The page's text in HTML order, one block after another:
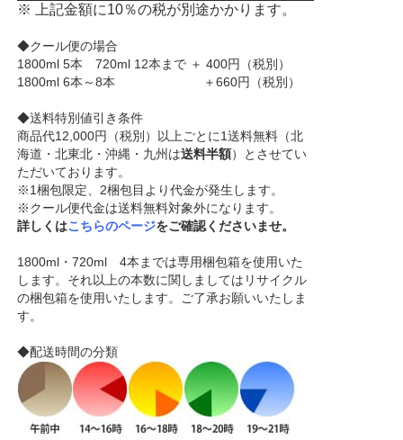
※ 上記金額に10％の税が別途かかります。
◆クール便の場合
1800ml 5本 720ml 12本まで ＋ 400円（税別）
1800ml 6本～8本 ＋660円（税別）
◆送料特別値引き条件
商品代12,000円（税別）以上ごとに1送料無料（北
海道・北東北・沖縄・九州は送料半額）とさせてい
ただいております。
※1梱包限定、2梱包目より代金が発生します。
※クール便代金は送料無料対象外になります。
詳しくはこちらのページをご確認くださいませ。
1800ml・720ml 4本までは専用梱包箱を使用いた
します。それ以上の本数に関しましてはリサイクル
の梱包箱を使用いたします。ご了承お願いいたしま
す。
◆配送時間の分類